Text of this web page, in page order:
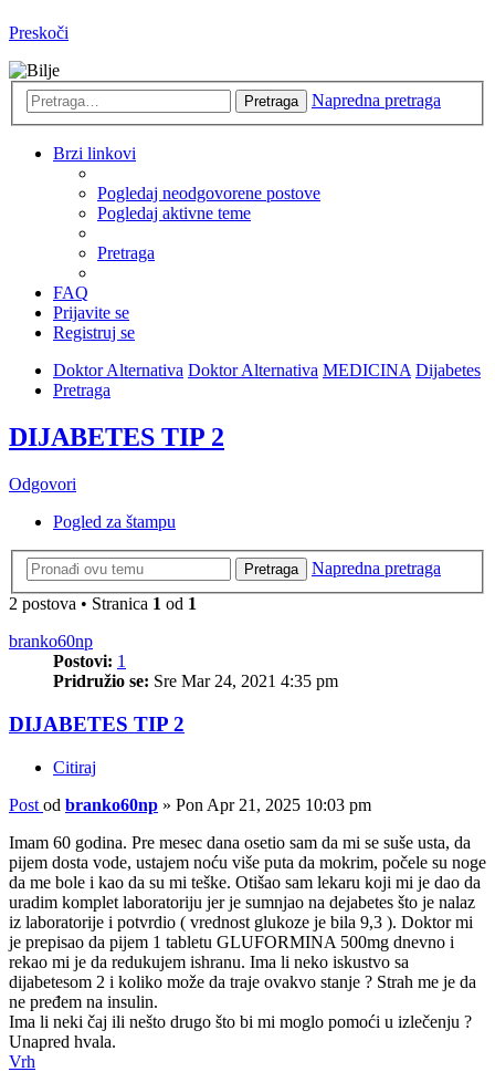
Preskoči
Pretraga Napredna pretraga
Brzi linkovi
Pogledaj neodgovorene postove
Pogledaj aktivne teme
Pretraga
FAQ
Prijavite se
Registruj se
Doktor Alternativa Doktor Alternativa MEDICINA Dijabetes
Pretraga
DIJABETES TIP 2
Odgovori
Pogled za štampu
Pretraga
Napredna pretraga
2 postova • Stranica 1 od 1
branko60np
Postovi: 1
Pridružio se: Sre Mar 24, 2021 4:35 pm
DIJABETES TIP 2
Citiraj
Post od branko60np » Pon Apr 21, 2025 10:03 pm
Imam 60 godina. Pre mesec dana osetio sam da mi se suše usta, da
pijem dosta vode, ustajem noću više puta da mokrim, počele su noge
da me bole i kao da su mi teške. Otišao sam lekaru koji mi je dao da
uradim komplet laboratoriju jer je sumnjao na dejabetes što je nalaz
iz laboratorije i potvrdio ( vrednost glukoze je bila 9,3 ). Doktor mi
je prepisao da pijem 1 tabletu GLUFORMINA 500mg dnevno i
rekao mi je da redukujem ishranu. Ima li neko iskustvo sa
dijabetesom 2 i koliko može da traje ovakvo stanje ? Strah me je da
ne pređem na insulin.
Ima li neki čaj ili nešto drugo što bi mi moglo pomoći u izlečenju ?
Unapred hvala.
Vrh